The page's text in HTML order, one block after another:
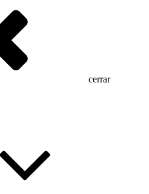
cerrar